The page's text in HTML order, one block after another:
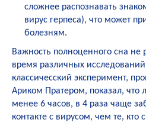
сложнее распознавать
вирус герпеса), что может
болезням.
Важность полноценного сна не
время различных
классичесский эксперимент,
Ариком Пратером, показал, что
менее 6 часов, в 4 раза чаще
контакте с вирусом, чем те, кто